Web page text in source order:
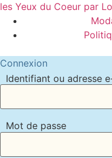
les Yeux du Coeur par
Connexion
Identifiant ou adresse
Mot de passe